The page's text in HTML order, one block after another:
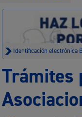
Identificación electrónica
Trámites